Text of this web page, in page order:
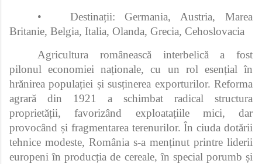
•
Destinații: Germania, Austria, Marea
Britanie, Belgia, Italia, Olanda, Grecia, Cehoslovacia
Agricultura românească interbelică a fost
pilonul economiei naționale, cu un rol esențial în
hrănirea populației și susținerea exporturilor. Reforma
agrară din 1921 a schimbat radical structura
proprietății, favorizând exploatațiile mici, dar
provocând și fragmentarea terenurilor. În ciuda dotării
tehnice modeste, România s-a menținut printre liderii
europeni în producția de cereale, în special porumb și